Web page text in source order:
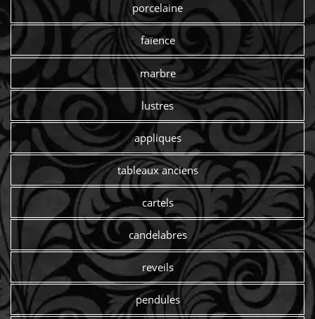
porcelaine
faïence
marbre
lustres
appliques
tableaux anciens
cartels
candelabres
reveils
pendules